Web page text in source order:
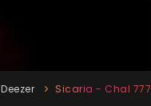
Deezer Sicaria - Chal 777